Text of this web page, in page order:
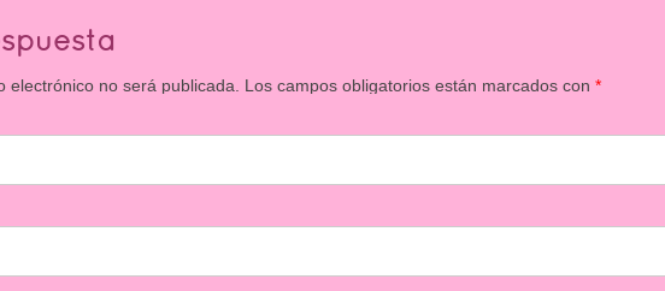
electrónico no será publicada. Los campos obligatorios están marcados con*